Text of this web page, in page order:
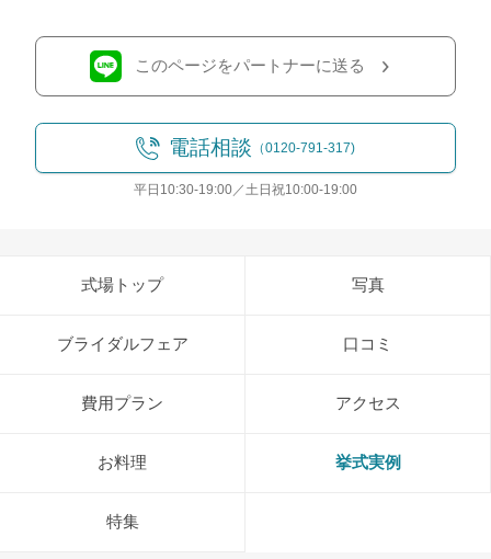
このページをパートナーに送る
電話相談 （0120-791-317)
平日10:30-19:00／土日祝10:00-19:00
式場トップ 写真
ブライダルフェア 口コミ
費用プラン アクセス
お料理 挙式実例
特集